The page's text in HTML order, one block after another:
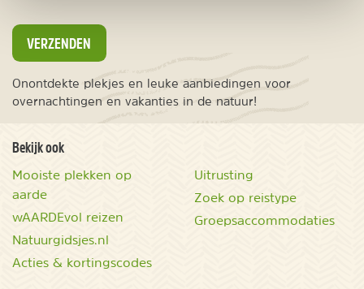
VERZENDEN
Onontdekte plekjes en leuke aanbiedingen voor
overnachtingen en vakanties in de natuur!
Bekijk ook
Mooiste plekken op
aarde
wAARDEvol reizen
Natuurgidsjes.nl
Acties & kortingscodes
Uitrusting
Zoek op reistype
Groepsaccommodaties